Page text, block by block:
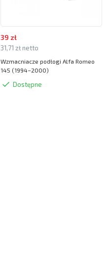
39 zł
31,71 zł netto
Wzmacniacze podłogi Alfa Romeo
145 (1994–2000)
Dostępne